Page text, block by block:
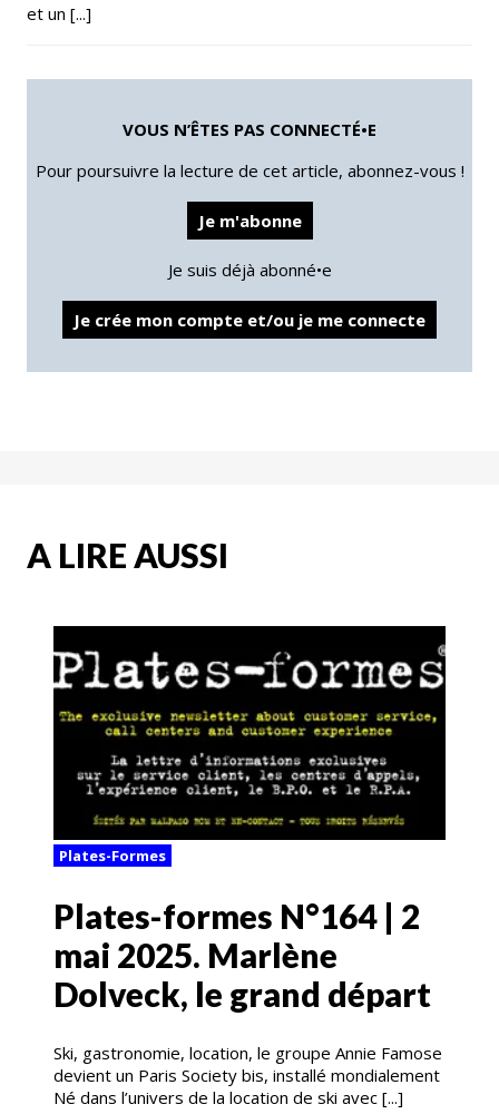
et un [...]
VOUS N’ÊTES PAS CONNECTÉ•E
Pour poursuivre la lecture de cet article, abonnez-vous !
Je m'abonne
Je suis déjà abonné•e
Je crée mon compte et/ou je me connecte
A LIRE AUSSI
Plates-Formes
Plates-formes N°164 | 2
mai 2025. Marlène
Dolveck, le grand départ
Ski, gastronomie, location, le groupe Annie Famose
devient un Paris Society bis, installé mondialement
Né dans l’univers de la location de ski avec [...]